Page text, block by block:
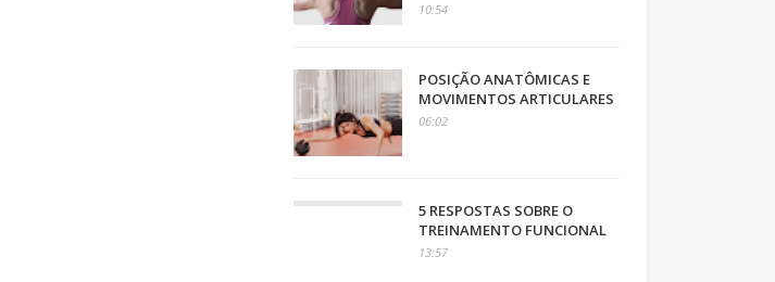
10:54
POSIÇÃO ANATÔMICAS E
MOVIMENTOS ARTICULARES
06:02
5 RESPOSTAS SOBRE O
TREINAMENTO FUNCIONAL
13:57